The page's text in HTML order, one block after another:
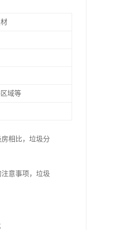
域等
相比，垃圾分
意事项，垃圾